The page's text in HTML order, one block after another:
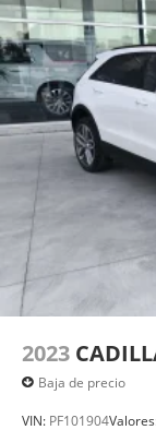
2023
Baja de precio
VIN: PF101904